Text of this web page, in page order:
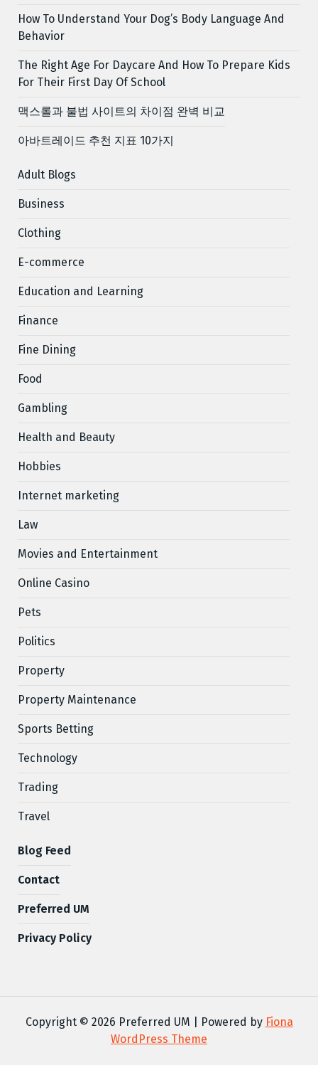
How To Understand Your Dog’s Body Language And
Behavior
The Right Age For Daycare And How To Prepare Kids
For Their First Day Of School
맥스롤과 불법 사이트의 차이점 완벽 비교
아바트레이드 추천 지표 10가지
Adult Blogs
Business
Clothing
E-commerce
Education and Learning
Finance
Fine Dining
Food
Gambling
Health and Beauty
Hobbies
Internet marketing
Law
Movies and Entertainment
Online Casino
Pets
Politics
Property
Property Maintenance
Sports Betting
Technology
Trading
Travel
Blog Feed
Contact
Preferred UM
Privacy Policy
Copyright © 2026 Preferred UM | Powered by Fiona
WordPress Theme